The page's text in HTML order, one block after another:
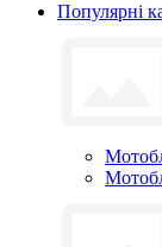
Популярні